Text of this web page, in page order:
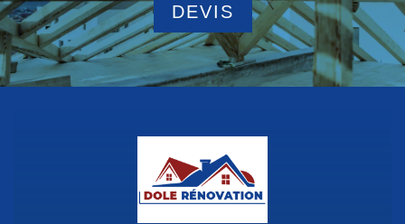
DEVIS